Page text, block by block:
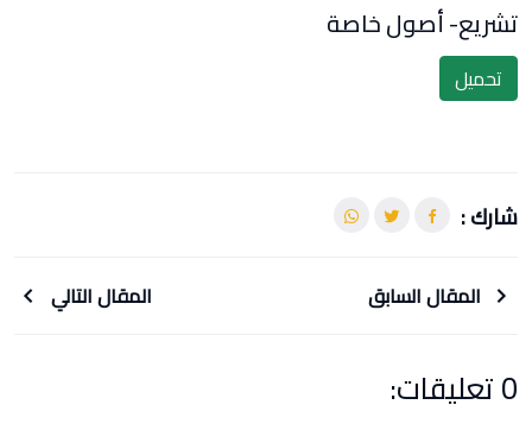
تشريع- أصول خاصة
تحميل
شارك :
المقال السابق المقال التالي
0 تعليقات: